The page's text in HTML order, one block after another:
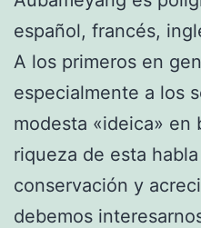
español, francés,
A los primeros en
especialmente a los
modesta «ideica» en
riqueza de esta
conservación y
debemos